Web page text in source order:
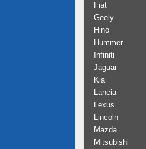
Fiat
Geely
Hino
Hummer
Infiniti
Jaguar
Kia
Lancia
Lexus
Lincoln
Mazda
Mitsubishi